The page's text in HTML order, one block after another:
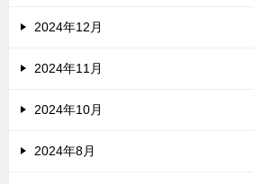
2024年12月
2024年11月
2024年10月
2024年8月